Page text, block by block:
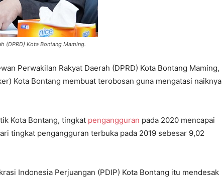
(DPRD) Kota Bontang Maming.
Perwakilan Rakyat Daerah (DPRD) Kota Bontang Maming,
Kota Bontang membuat terobosan guna mengatasi naiknya
Kota Bontang, tingkat pengangguran pada 2020 mencapai
tingkat pengangguran terbuka pada 2019 sebesar 9,02
Indonesia Perjuangan (PDIP) Kota Bontang itu mendesak